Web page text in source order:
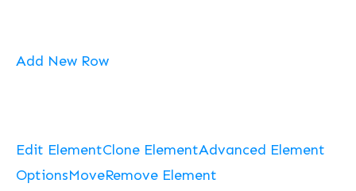
Add New Row
Edit ElementClone ElementAdvanced Element
OptionsMoveRemove Element